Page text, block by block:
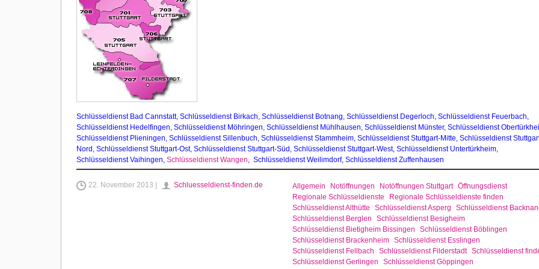
Schlüsseldienst Bad Cannstatt, Schlüsseldienst Birkach, Schlüsseldienst Botnang, Schlüsseldienst Degerloch, Schlüsseldienst Feuerbach,
Schlüsseldienst Hedelfingen, Schlüsseldienst Möhringen, Schlüsseldienst Mühlhausen, Schlüsseldienst Münster, Schlüsseldienst
Schlüsseldienst Plieningen, Schlüsseldienst Sillenbuch, Schlüsseldienst Stammheim, Schlüsseldienst Stuttgart-Mitte, Schlüsseldienst
Nord , Schlüsseldienst Stuttgart-Ost, Schlüsseldienst Stuttgart-Süd, Schlüsseldienst Stuttgart-West, Schlüsseldienst Untertürkheim,
Schlüsseldienst Vaihingen, Schlüsseldienst Wangen, Schlüsseldienst Weilimdorf, Schlüsseldienst Zuffenhausen
22. November 2013 | Schluesseldienst-finden.de Allgemein Notöffnungen Notöffnungen Stuttgart Öffnungsdienst
Regionale Schlüsseldienste
Regionale Schlüsseldienste finden
Schlüsseldienst Althütte
Schlüsseldienst Asperg
Schlüsseldienst
Schlüsseldienst Berglen
Schlüsseldienst Besigheim
Schlüsseldienst Bietigheim Bissingen
Schlüsseldienst Böblingen
Schlüsseldienst Brackenheim Schlüsseldienst Esslingen
Schlüsseldienst Fellbach
Schlüsseldienst Filderstadt Schlüsseldienst
Schlüsseldienst Gerlingen
Schlüsseldienst Göppingen